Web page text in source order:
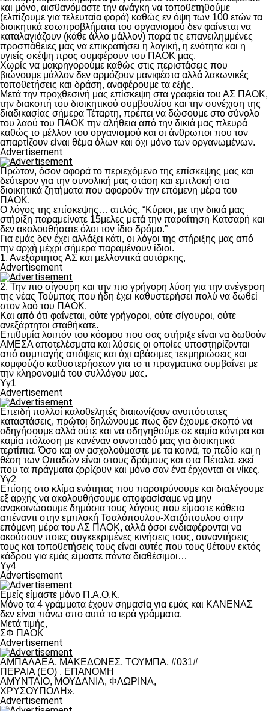
και μόνο, αισθανόμαστε την ανάγκη να τοποθετηθούμε
(ελπίζουμε για τελευταία φορά) καθώς εν όψη των 100 ετών τα
διοικητικά εσωπροβλήματα του οργανισμού δεν φαίνεται να
καταλαγιάζουν (κάθε άλλο μάλλον) παρά τις επανειλημμένες
προσπάθειες μας να επικρατήσει η λογική, η ενότητα και η
υγιείς σκέψη προς συμφέρουν του ΠΑΟΚ μας.
Χωρίς να μακρηγορούμε καθώς στις περιστάσεις που
βιώνουμε μάλλον δεν αρμόζουν μανιφέστα αλλά λακωνικές
τοποθετήσεις και δράση, αναφέρουμε τα εξής.
Μετά την προχθεσινή μας επίσκεψη στα γραφεία του ΑΣ ΠΑΟΚ,
την διακοπή του διοικητικού συμβουλίου και την συνέχιση της
διαδικασίας σήμερα Τέταρτη, πρέπει να δώσουμε στο σύνολο
του λαού του ΠΑΟΚ την αλήθεια από την δικιά μας πλευρά
καθώς το μέλλον του οργανισμού και οι άνθρωποι που τον
απαρτίζουν είναι θέμα όλων και όχι μόνο των οργανωμένων.
Advertisement
Πρώτον, όσον αφορά το περιεχόμενο της επίσκεψης μας και
δεύτερον για την συνολική μας στάση και εμπλοκή στα
διοικητικά ζητήματα που αφορούν την επόμενη μέρα του
ΠΑΟΚ.
Ο λόγος της επίσκεψης… απλός, “Κύριοι, με την δικιά μας
στήριξη παραμείνατε 15μελες μετά την παραίτηση Κατσαρή και
δεν ακολουθήσατε όλοι τον ίδιο δρόμο.”
Για εμάς δεν έχει αλλάξει κάτι, οι λόγοι της στήριξης μας από
την αρχή μέχρι σήμερα παραμένουν ίδιοι.
1. Ανεξάρτητος ΑΣ και μελλοντικά αυτάρκης,
Advertisement
2. Την πιο σίγουρη και την πιο γρήγορη λύση για την ανέγερση
της νέας Τούμπας που ήδη έχει καθυστερήσει πολύ να δωθεί
στον λαό του ΠΑΟΚ.
Και από ότι φαίνεται, ούτε γρήγοροι, ούτε σίγουροι, ούτε
ανεξάρτητοι σταθήκατε.
Επιθυμία λοιπόν του κόσμου που σας στήριξε είναι να δωθούν
ΑΜΕΣΑ αποτελέσματα και λύσεις οι οποίες υποστηρίζονται
από συμπαγής απόψεις και όχι αβάσιμες τεκμηριώσεις και
κομφούζιο καθυστερήσεων για το τι πραγματικά συμβαίνει με
την κληρονομιά του συλλόγου μας.
Υγ1
Advertisement
Επειδή πολλοί καλοθελητές διαιωνίζουν ανυπόστατες
καταστάσεις, πρώτοι δηλώνουμε πως δεν έχουμε σκοπό να
οδηγήσουμε αλλά ούτε και να οδηγηθούμε σε καμία κόντρα και
καμία πόλωση με κανέναν συνοπαδό μας για διοικητικά
τερτίπια. Όσο και αν ασχολούμαστε με τα κοινά, το πεδίο και η
θέση των Οπαδών είναι στους δρόμους και στα Πέταλα, εκεί
που τα πράγματα ζορίζουν και μόνο σαν ένα έρχονται οι νίκες.
Υγ2
Επίσης στο κλίμα ενότητας που παροτρύνουμε και διαλέγουμε
εξ αρχής να ακολουθήσουμε αποφασίσαμε να μην
ανακοινώσουμε δημόσια τους λόγους που είμαστε κάθετα
απέναντι στην εμπλοκή Τσαλόπουλου-Χατζόπουλου στην
επόμενη μέρα του ΑΣ ΠΑΟΚ, αλλά όσοι ενδιαφέρονται να
ακούσουν ποιες συγκεκριμένες κινήσεις τους, συναντήσεις
τους και τοποθετήσεις τους είναι αυτές που τους θέτουν εκτός
κάδρου για εμάς είμαστε πάντα διαθέσιμοι…
Υγ4
Advertisement
Εμείς είμαστε μόνο Π.Α.Ο.Κ.
Μόνο τα 4 γράμματα έχουν σημασία για εμάς και ΚΑΝΕΝΑΣ
δεν είναι πάνω απο αυτά τα ιερά γράμματα.
Μετά τιμής,
ΣΦ ΠΑΟΚ
Advertisement
ΑΜΠΑΛΑΕΑ, ΜΑΚΕΔΟΝΕΣ, ΤΟΥΜΠΑ, #031#
ΠΕΡΑΙΑ (ΕΟ) , ΕΠΑΝΟΜΗ
ΑΜΥΝΤΑΙΟ, ΜΟΥΔΑΝΙΑ, ΦΛΩΡΙΝΑ,
ΧΡΥΣΟΥΠΟΛΗ».
Advertisement